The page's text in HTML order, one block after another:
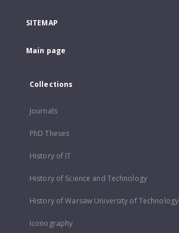
SITEMAP
Main page
Collections
Journals
PhD Theses
History of IT
History of Science and Technology
History of Warsaw University of Technology
Iconography